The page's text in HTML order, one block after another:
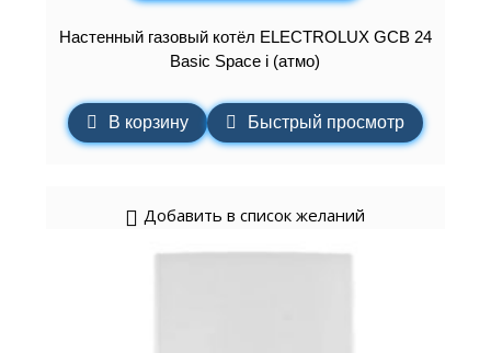
Настенный газовый котёл ELECTROLUX GCB 24
Basic Space i (атмо)
В корзину Быстрый просмотр
Добавить в список желаний